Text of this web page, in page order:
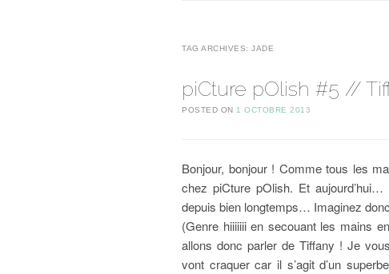
TAG ARCHIVES: JADE
piCture pOlish #5 //
POSTED ON 1 OCTOBRE 2013
Bonjour, bonjour ! Comme tous les
chez piCture pOlish. Et
depuis bien longtemps… Imaginez
(Genre hiiiiiii en secouant les mains
allons donc parler de Tiffany ! Je
vont craquer car il s’agit d’un